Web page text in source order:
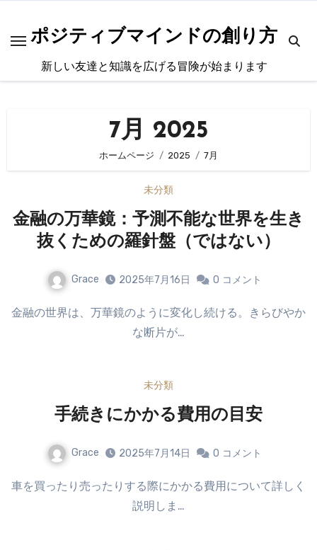
ポジティブマインドの創り方
新しい友達と知識を広げる冒険が始まります
7月 2025
ホームページ 2025 7月
未分類
金融の万華鏡：予測不能な世界を生き
抜くための羅針盤（ではない）
Grace 2025年7月16日 0 コメント
金融の世界は、万華鏡のように変化し続ける。きらびやか
な断片が…
未分類
手続きにかかる費用の目安
Grace 2025年7月14日 0 コメント
車を買ったり売ったりする際にかかる費用について詳しく
説明しま…